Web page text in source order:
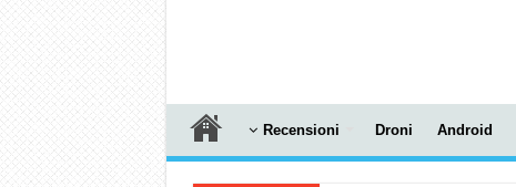
Recensioni Droni Android